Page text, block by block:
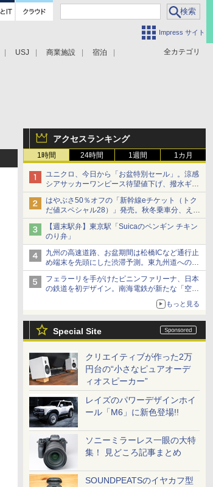
Impress サイト
全カテゴリ
USJ 商業施設 宿泊
アクセスランキング
1時間 24時間 1週間 1カ月
ユニクロ、今日から「お盆特別セール」。涼感
シアサッカーワンピース待望値下げ、撥水ギア
ショーツは1990円に
はやぶさ50％オフの「新幹線eチケット（トク
だ値スペシャル28）」発売。秋冬乗車分、えき
ねっと限定
【週末駅弁】東京駅「Suicaのペンギン チキン
のり弁」
九州の高速道路、お盆期間は松橋ICなど通行止
め端末を先頭にした渋滞予測。東九州道への迂
回は料金調整を実施
フェラーリを手がけたピニンファリーナ、日本
の鉄道を初デザイン。南海電鉄が新たな「空港
もっと見る
Special Site
クリエイティブが作った2万
円台の“小さなピュアオーデ
ィオスピーカー”
レイズのパワーデザインホイ
ール「M6」に新色登場!!
ソニーミラーレス一眼の大特
集！ 見どころ記事まとめ
SOUNDPEATSのイヤカフ型